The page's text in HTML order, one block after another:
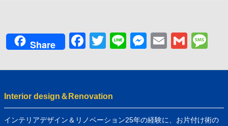
Share Facebook
Twitter
LineMessenger
Email
Interior design＆Renovation
インテリアデザイン＆リノベーション25年の経験に、お片付け術の